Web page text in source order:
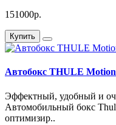
151000р.
Купить
Автобокс THULE
Эффектный, удобный и
Автомобильный бокс
оптимизир..